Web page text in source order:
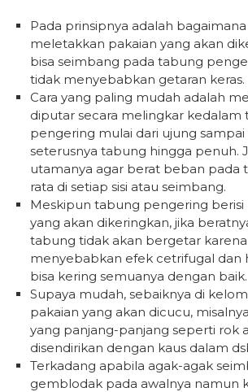
Pada prinsipnya adalah
meletakkan pakaian yang akan
bisa seimbang pada tabung
tidak menyebabkan getaran keras.
Cara yang paling mudah adalah
diputar secara melingkar kedalam
pengering mulai dari ujung
seterusnya tabung hingga penuh.
utamanya agar berat beban pada
rata di setiap sisi atau seimbang.
Meskipun tabung pengering berisi
yang akan dikeringkan, jika
tabung tidak akan bergetar
menyebabkan efek cetrifugal dan
bisa kering semuanya dengan baik.
Supaya mudah, sebaiknya di
pakaian yang akan dicucu,
yang panjang-panjang seperti rok
disendirikan dengan kaus dalam
Terkadang apabila agak-agak
gemblodak pada awalnya namun